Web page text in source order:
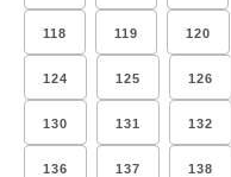
118 119 120
124 125 126
130 131 132
136 137 138